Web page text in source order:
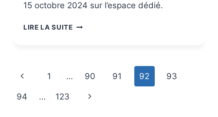
15 octobre 2024 sur l’espace dédié.
LIRE LA SUITE
1 … 90 91 92 93
94 … 123